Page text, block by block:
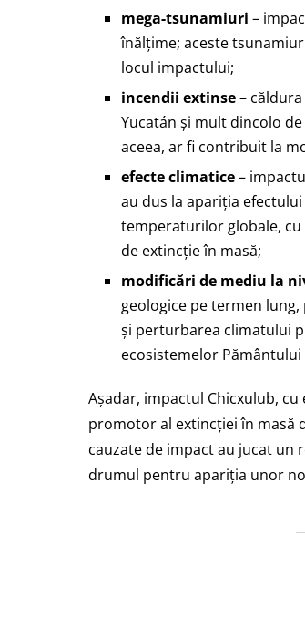
mega-tsunamiuri –
înălțime; aceste
locul impactului;
incendii extinse–
Yucatán și mult dincolo
aceea, ar fi contribuit la
efecte climatice–
au dus la apariția
temperaturilor globale,
de extincție în masă;
modificări de mediu la
geologice pe termen
și perturbarea climatului
ecosistemelor
Așadar, impactul Chicxulub,
promotor al extincției în masă
cauzate de impact au jucat un
drumul pentru apariția unor